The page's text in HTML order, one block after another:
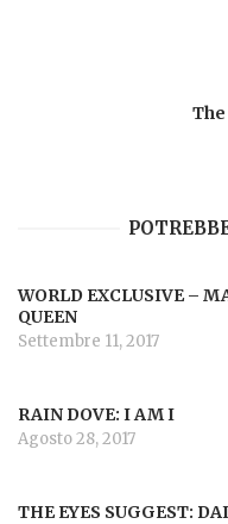
The
WORLD EXCLUSIVE –
QUEEN
Settembre 11, 2017
RAIN DOVE: I AM I
Agosto 28, 2017
THE EYES SUGGEST: